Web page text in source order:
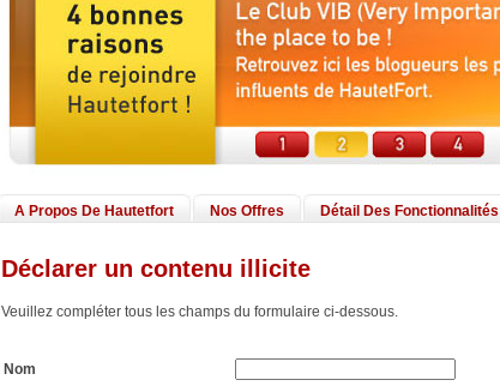
A Propos De Hautetfort Nos Offres Détail Des Fonctionnalités
Déclarer un contenu illicite
Veuillez compléter tous les champs du formulaire ci-dessous.
Nom